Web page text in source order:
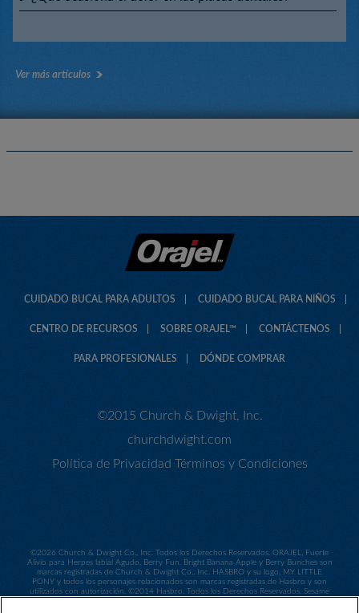
Ver más artículos
CUIDADO BUCAL PARA ADULTOS CUIDADO BUCAL PARA NIÑOS
CENTRO DE RECURSOS SOBRE ORAJEL™ CONTÁCTENOS
PARA PROFESIONALES DÓNDE COMPRAR
©2015 Church & Dwight, Inc.
churchdwight.com
Política de Privacidad Términos y Condiciones
©2026 Church & Dwight Co., Inc. Todos los Derechos Reservados. ORAJEL, Fuerte
Alivio para Herpes labial Agudo, Berry Fun, Bright Banana Apple y Berry Bunches son
marcas registradas de Church & Dwight Co., Inc. HASBRO y su logo, MY LITTLE
PONY y todos los personajes relacionados son marcas registradas de Hasbro y son
utilizados con autorización. ©2014 Hasbro. Todos los Derechos Reservados. Sesame